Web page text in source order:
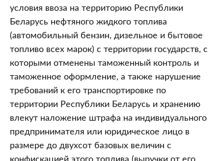
условия ввоза на территорию Республики
Беларусь нефтяного жидкого топлива
(автомобильный бензин, дизельное и бытовое
топливо всех марок) с территории государств, с
которыми отменены таможенный контроль и
таможенное оформление, а также нарушение
требований к его транспортировке по
территории Республики Беларусь и хранению
влекут наложение штрафа на индивидуального
предпринимателя или юридическое лицо в
размере до двухсот базовых величин с